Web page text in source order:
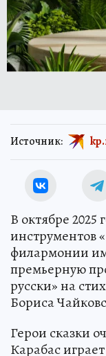
Источник:
В октябре
инструментов
филармонии
премьерную
русски» на
Бориса
Герои сказки
Карабас